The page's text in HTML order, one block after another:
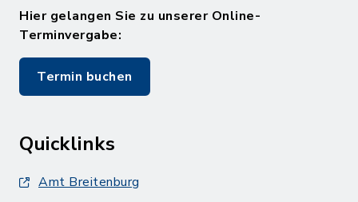
Hier gelangen Sie zu unserer Online-
Terminvergabe:
Termin buchen
Quicklinks
Amt Breitenburg